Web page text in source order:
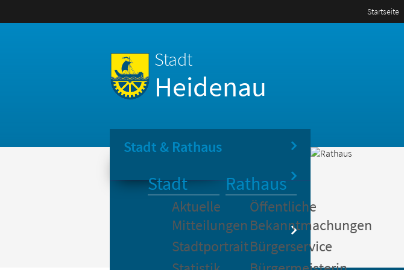
Startseite
Stadt
Heidenau
Stadt & Rathaus
Stadt
Aktuelle
Mitteilungen
Stadtportrait
Rathaus
Öffentliche
Bekanntmachungen
Bürgerservice